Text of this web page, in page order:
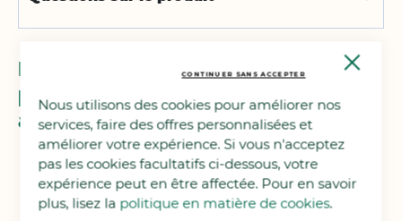
Close
Nous utilisons des cookies pour améliorer nos
services, faire des offres personnalisées et
améliorer votre expérience. Si vous n'acceptez
pas les cookies facultatifs ci-dessous, votre
expérience peut en être affectée. Pour en savoir
plus, lisez la politique en matière de cookies.
CONTINUER SANS ACCEPTER
Nous avons trouvé d'autres
produits que vous pourriez
aimer !